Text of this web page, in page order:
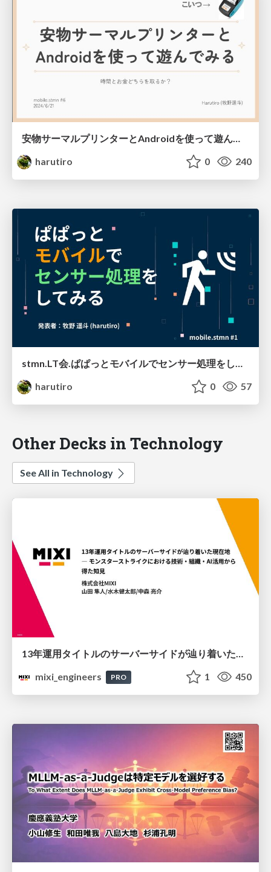
安物サーマルプリンターとAndroidを使って遊んでみる
harutiro
0 240
stmn.LT会.ぱぱっとモバイルでセンサー処理をしてみる
harutiro
0 57
Other Decks in Technology
See All in Technology
mixi_engineers
PRO 1 450